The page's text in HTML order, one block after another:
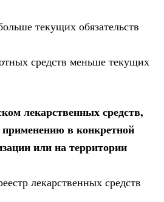
текущих обязательств
средств меньше текущих
лекарственных средств,
в конкретной
или на территории
лекарственных средств